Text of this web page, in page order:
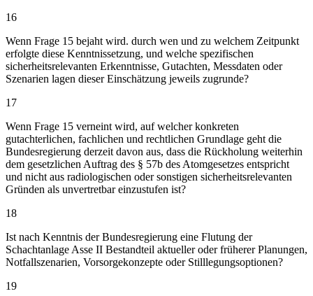
16
Wenn Frage 15 bejaht wird. durch wen und zu welchem Zeitpunkt
erfolgte diese Kenntnissetzung, und welche spezifischen
sicherheitsrelevanten Erkenntnisse, Gutachten, Messdaten oder
Szenarien lagen dieser Einschätzung jeweils zugrunde?
17
Wenn Frage 15 verneint wird, auf welcher konkreten
gutachterlichen, fachlichen und rechtlichen Grundlage geht die
Bundesregierung derzeit davon aus, dass die Rückholung weiterhin
dem gesetzlichen Auftrag des § 57b des Atomgesetzes entspricht
und nicht aus radiologischen oder sonstigen sicherheitsrelevanten
Gründen als unvertretbar einzustufen ist?
18
Ist nach Kenntnis der Bundesregierung eine Flutung der
Schachtanlage Asse II Bestandteil aktueller oder früherer Planungen,
Notfallszenarien, Vorsorgekonzepte oder Stilllegungsoptionen?
19